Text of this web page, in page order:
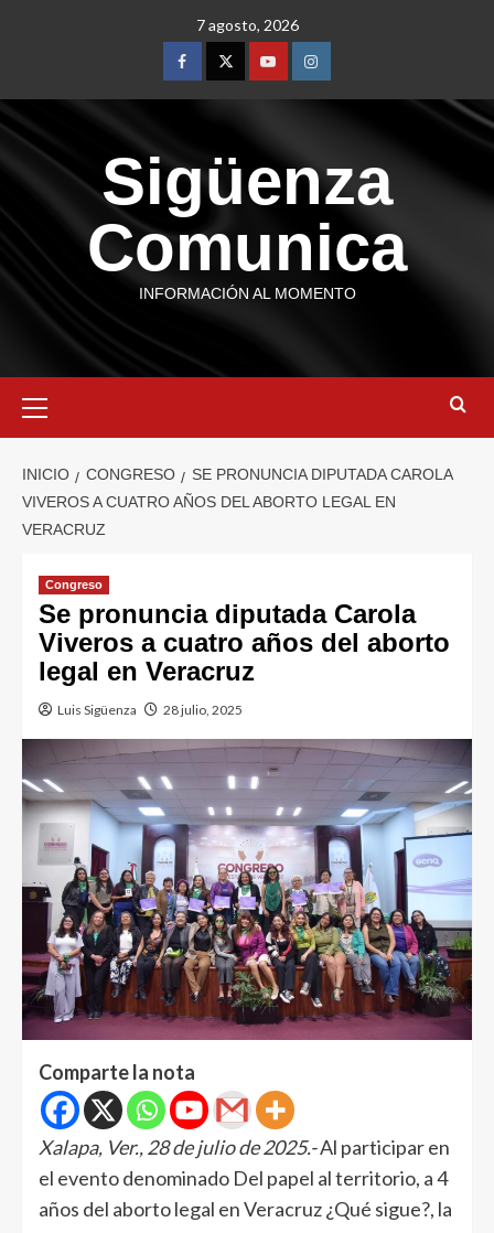
7 agosto, 2026
Sigüenza
Comunica
INFORMACIÓN AL MOMENTO
INICIO CONGRESO
SE PRONUNCIA DIPUTADA CAROLA
VIVEROS A CUATRO AÑOS DEL ABORTO LEGAL EN
VERACRUZ
Congreso
Se pronuncia diputada Carola
Viveros a cuatro años del aborto
legal en Veracruz
Luis Sigüenza 28 julio, 2025
Comparte la nota
Xalapa, Ver., 28 de julio de 2025.-Al participar en
el evento denominado Del papel al territorio, a 4
años del aborto legal en Veracruz ¿Qué sigue?, la